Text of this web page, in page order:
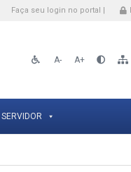
Faça seu login no portal |
A- A+
SERVIDOR